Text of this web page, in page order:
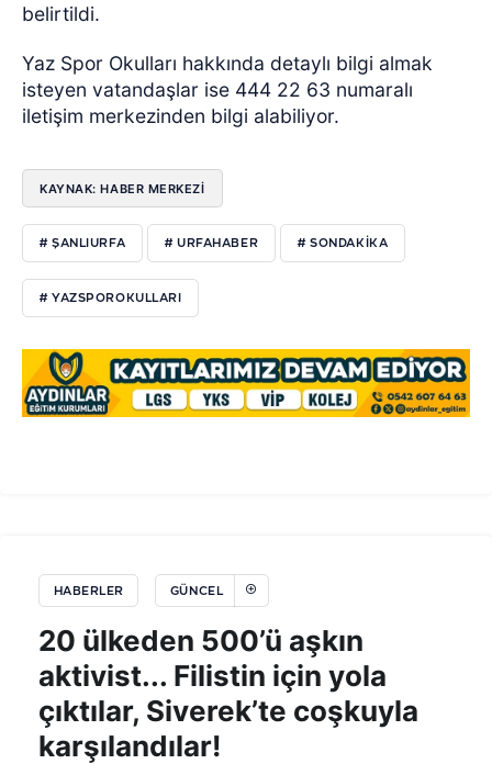
belirtildi.
Yaz Spor Okulları hakkında detaylı bilgi almak
isteyen vatandaşlar ise 444 22 63 numaralı
iletişim merkezinden bilgi alabiliyor.
KAYNAK: HABER MERKEZI
# ŞANLIURFA # URFAHABER # SONDAKIKA
# YAZSPOROKULLARI
HABERLER GÜNCEL
20 ülkeden 500’ü aşkın
aktivist... Filistin için yola
çıktılar, Siverek’te coşkuyla
karşılandılar!